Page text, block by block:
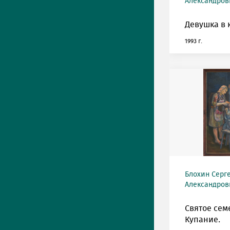
Девушка в
1993 г.
Блохин
Святое
Купание.